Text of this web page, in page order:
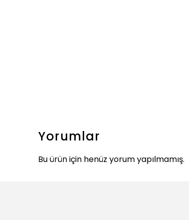
Yorumlar
Bu ürün için henüz yorum yapılmamış.